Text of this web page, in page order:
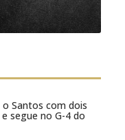
Santos com dois
segue no G-4 do